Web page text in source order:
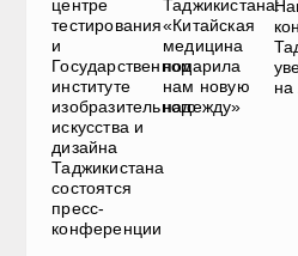
центре
тестирования
и
Государственном
институте
изобразительного
искусства и
дизайна
Таджикистана
состоятся
пресс-
конференции
Таджикистана:
«Китайская
медицина
подарила
нам новую
надежду»
на